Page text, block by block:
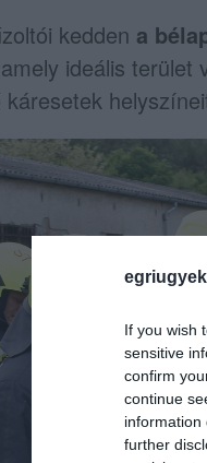
If you wish
sensitive
confirm
continue
information
further
kedden a
ideális terület